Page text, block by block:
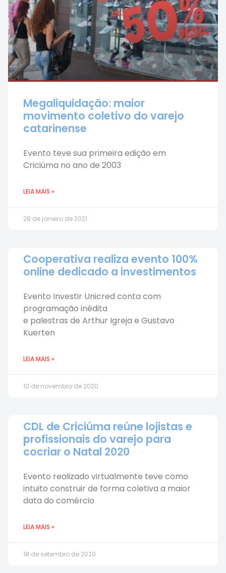
Megaliquidação: maior
movimento coletivo do varejo
catarinense
Evento teve sua primeira edição em
Criciúma no ano de 2003
LEIA MAIS »
28 de janeiro de 2021
Cooperativa realiza evento 100%
online dedicado a investimentos
Evento Investir Unicred conta com
programação inédita
e palestras de Arthur Igreja e Gustavo
Kuerten
LEIA MAIS »
10 de novembro de 2020
CDL de Criciúma reúne lojistas e
profissionais do varejo para
cocriar o Natal 2020
Evento realizado virtualmente teve como
intuito construir de forma coletiva a maior
data do comércio
LEIA MAIS »
18 de setembro de 2020